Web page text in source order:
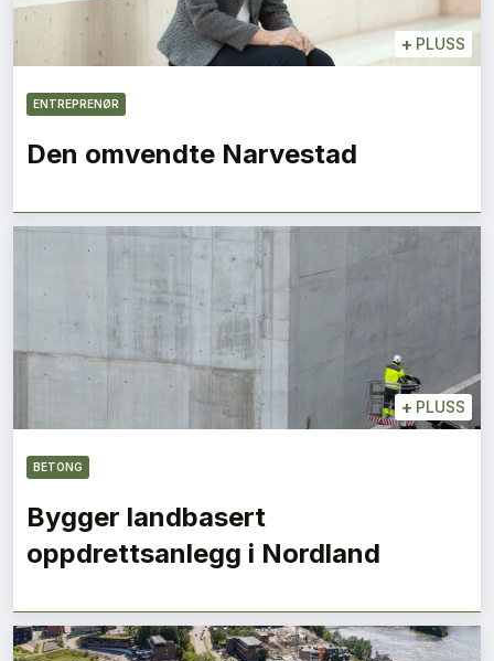
+ PLUSS
ENTREPRENØR
Den omvendte Narvestad
+ PLUSS
BETONG
Bygger landbasert
oppdrettsanlegg i Nordland